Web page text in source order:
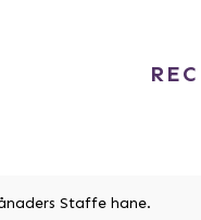
Staffe hane.